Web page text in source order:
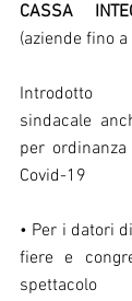
CASSA
(aziende fino
Introdotto
sindacale
per
Covid-19
• Per i datori
fiere e